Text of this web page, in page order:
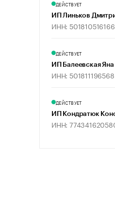
ДЕЙСТВУЕТ
ИП Линьков
ИНН: 501810516166
ДЕЙСТВУЕТ
ИП Балеевская
ИНН: 501811196568
ДЕЙСТВУЕТ
ИП Кондратюк
ИНН: